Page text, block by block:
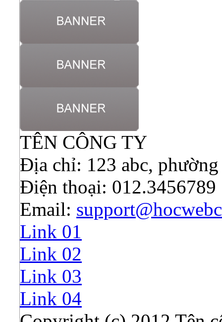
TÊN CÔNG TY
Địa chỉ: 123 abc,
Điện thoại: 012.3456789
Email:
Link 01
Link 02
Link 03
Link 04